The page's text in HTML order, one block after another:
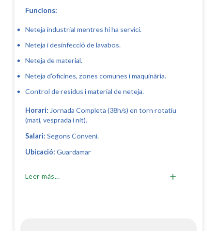
Funcions:
Neteja industrial mentres hi ha servici.
Neteja i desinfecció de lavabos.
Neteja de material.
Neteja d'oficines, zones comunes i maquinària.
Control de residus i material de neteja.
Horari: Jornada Completa (38h/s) en torn rotatiu
(matí, vesprada i nit).
Salari: Segons Conveni.
Ubicació: Guardamar
Leer más...